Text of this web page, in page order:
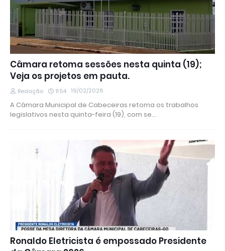
Câmara retoma sessões nesta quinta (19);
Veja os projetos em pauta.
Redação 11:54 19/02/2026
A Câmara Municipal de Cabeceiras retoma os trabalhos
legislativos nesta quinta-feira (19), com se…
Ronaldo Eletricista é empossado Presidente